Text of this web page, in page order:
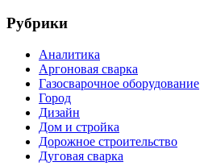
Рубрики
Аналитика
Аргоновая сварка
Газосварочное оборудование
Город
Дизайн
Дом и стройка
Дорожное строительство
Дуговая сварка